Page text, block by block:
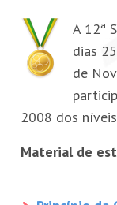
COMPETIÇÕES
REVISTA
PETI-OBM
CONTATO
Projeto Gráfico da
A 12ª
dias
de
2008 dos
Material de